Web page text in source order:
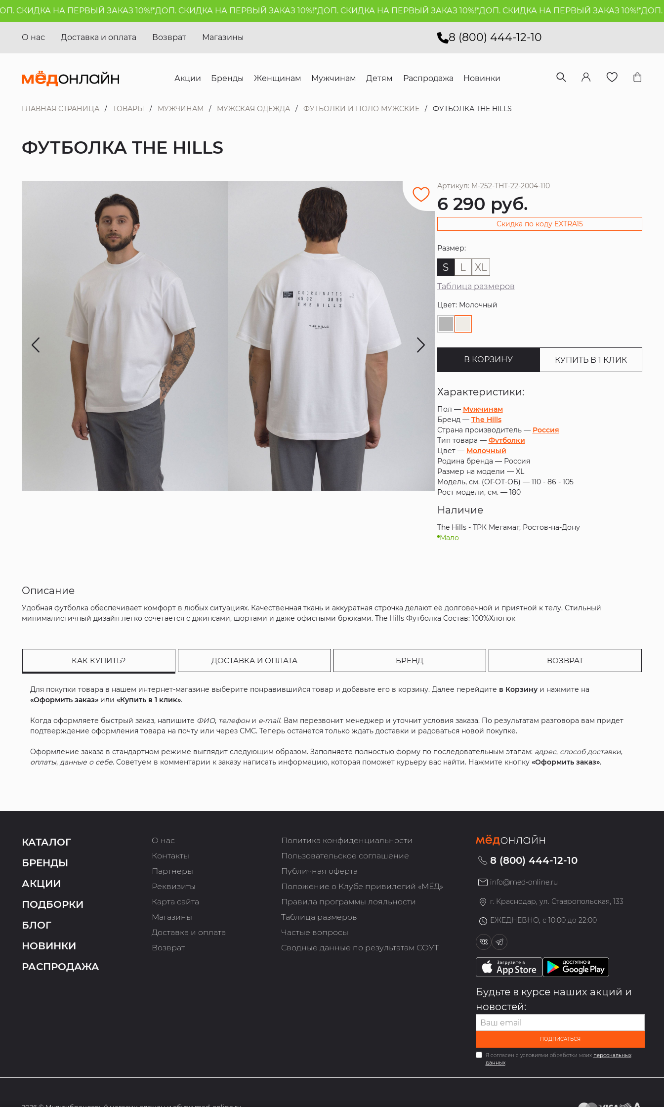
НА ПЕРВЫЙ ЗАКАЗ 10%!*ДОП. СКИДКА НА ПЕРВЫЙ ЗАКАЗ 10%!*ДОП. СКИДКА НА ПЕРВЫЙ ЗАКАЗ 10%!*ДОП. СКИДКА НА ПЕРВЫЙ ЗАКАЗ 10%!*ДОП.
8 (800) 444-12-10
О нас Доставка и оплата Возврат Магазины
Акции Бренды Женщинам Мужчинам Детям Распродажа Новинки
ГЛАВНАЯ СТРАНИЦА ТОВАРЫ МУЖЧИНАМ МУЖСКАЯ ОДЕЖДА ФУТБОЛКИ И ПОЛО МУЖСКИЕ ФУТБОЛКА THE HILLS
ФУТБОЛКА THE HILLS
Артикул: M-252-THT-22-2004-110
6 290 руб.
Скидка по коду EXTRA15
Размер:
S L XL
Таблица размеров
Цвет: Молочный
В КОРЗИНУ КУПИТЬ В 1 КЛИК
Характеристики:
Пол — Мужчинам
Бренд — The Hills
Страна производитель — Россия
Тип товара — Футболки
Цвет — Молочный
Родина бренда — Россия
Размер на модели — XL
Модель, см. (ОГ-ОТ-ОБ) — 110 - 86 - 105
Рост модели, см. — 180
Наличие
The Hills - ТРК Мегамаг, Ростов-на-Дону
Мало
Описание
Удобная футболка обеспечивает комфорт в любых ситуациях. Качественная ткань и аккуратная строчка делают её долговечной и приятной к телу. Стильный
минималистичный дизайн легко сочетается с джинсами, шортами и даже офисными брюками. The Hills Футболка Состав: 100%Хлопок
КАК КУПИТЬ? ДОСТАВКА И ОПЛАТА БРЕНД ВОЗВРАТ
Для покупки товара в нашем интернет-магазине выберите понравившийся товар и добавьте его в корзину. Далее перейдите в Корзину и нажмите на
«Оформить заказ» или«Купить в 1 клик».
Когда оформляете быстрый заказ, напишите ФИО, телефони e-mail. Вам перезвонит менеджер и уточнит условия заказа. По результатам разговора вам придет
подтверждение оформления товара на почту или через СМС. Теперь останется только ждать доставки и радоваться новой покупке.
Оформление заказа в стандартном режиме выглядит следующим образом. Заполняете полностью форму по последовательным этапам: адрес, способ доставки,
оплаты,данные о себе. Советуем в комментарии к заказу написать информацию, которая поможет курьеру вас найти. Нажмите кнопку«Оформить заказ».
КАТАЛОГ
БРЕНДЫ
АКЦИИ
ПОДБОРКИ
БЛОГ
НОВИНКИ
РАСПРОДАЖА
О нас
Контакты
Партнеры
Реквизиты
Карта сайта
Магазины
Доставка и оплата
Возврат
Политика конфиденциальности
Пользовательское соглашение
Публичная оферта
Положение о Клубе привилегий «МЁД»
Правила программы лояльности
Таблица размеров
Частые вопросы
Сводные данные по результатам СОУТ
8 (800) 444-12-10
info@med-online.ru
г. Краснодар, ул. Ставропольская, 133
ЕЖЕДНЕВНО, с 10:00 до 22:00
Будьте в курсе наших акций и
новостей:
ПОДПИСАТЬСЯ
Я согласен с условиями обработки моих персональных
данных